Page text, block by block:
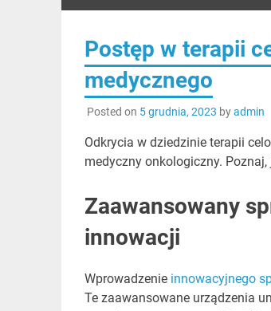
Postęp w terapii
medycznego
Posted on 5 grudnia, 2023 byadmin
Odkrycia w dziedzinie terapii
medyczny onkologiczny.
Zaawansowany
innowacji
Wprowadzenie innowacyjnego
Te zaawansowane urządzenia